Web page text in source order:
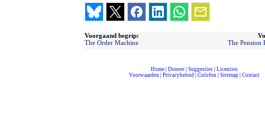
Voorgaand begrip:
The Order Machine
The Pension
Home| Doneer| Suggesties| Licenties
Voorwaarden
Privacybeleid Colofon Sitemap| Contact